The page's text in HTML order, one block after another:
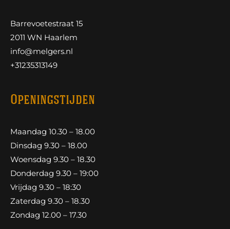
Barrevoetestraat 15
2011 WN Haarlem
info@melgers.nl
+31235313149
Openingstijden
Maandag 10.30 – 18.00
Dinsdag 9.30 – 18.00
Woensdag 9.30 – 18.30
Donderdag 9.30 – 19:00
Vrijdag 9.30 – 18:30
Zaterdag 9.30 – 18.30
Zondag 12.00 – 17.30